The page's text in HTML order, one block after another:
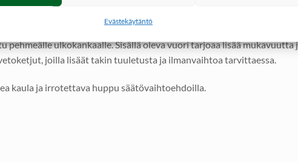
Evästekäytäntö
hyvin vettä hylkivän pinnan.
ulkokankaalle. Sisällä oleva vuori tarjoaa lisää
joilla lisäät takin tuuletusta ja ilmanvaihtoa tarvittaessa.
kaula ja irrotettava huppu säätövaihtoehdoilla.